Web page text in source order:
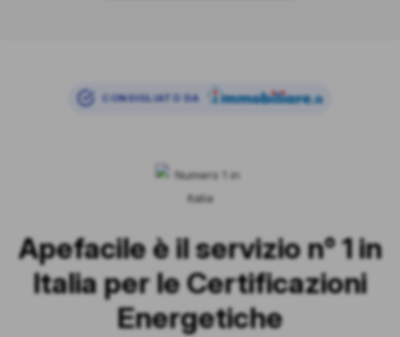
CONSIGLIATO DA
Apefacile è il servizio n° 1 in
Italia per le Certificazioni
Energetiche